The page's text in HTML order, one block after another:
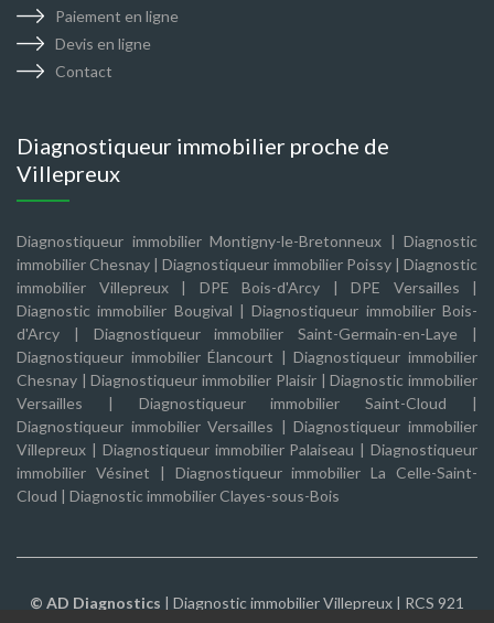
Paiement en ligne
Devis en ligne
Contact
Diagnostiqueur immobilier proche de
Villepreux
Diagnostiqueur immobilier Montigny-le-Bretonneux | Diagnostic
immobilier Chesnay |Diagnostiqueur immobilier Poissy|Diagnostic
immobilier Villepreux| DPE Bois-d'Arcy | DPE Versailles |
Diagnostic immobilier Bougival |Diagnostiqueur immobilier Bois-
d'Arcy | Diagnostiqueur immobilier Saint-Germain-en-Laye |
Diagnostiqueur immobilier Élancourt |Diagnostiqueur immobilier
Chesnay |Diagnostiqueur immobilier Plaisir|Diagnostic immobilier
Versailles | Diagnostiqueur immobilier Saint-Cloud |
Diagnostiqueur immobilier Versailles |Diagnostiqueur immobilier
Villepreux | Diagnostiqueur immobilier Palaiseau |Diagnostiqueur
immobilier Vésinet | Diagnostiqueur immobilier La Celle-Saint-
Cloud | Diagnostic immobilier Clayes-sous-Bois
© AD Diagnostics | Diagnostic immobilier Villepreux | RCS 921